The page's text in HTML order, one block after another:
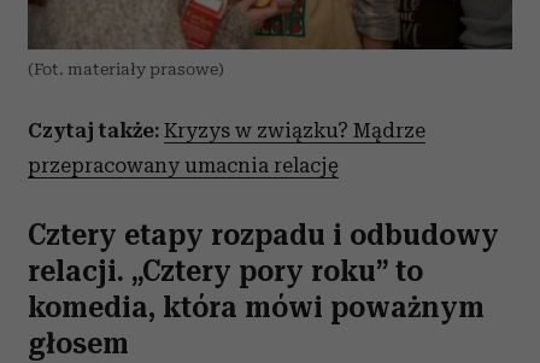
(Fot. materiały prasowe)
Czytaj także: Kryzys w związku? Mądrze
przepracowany umacnia relację
Cztery etapy rozpadu i odbudowy
relacji. „Cztery pory roku” to
komedia, która mówi poważnym
głosem